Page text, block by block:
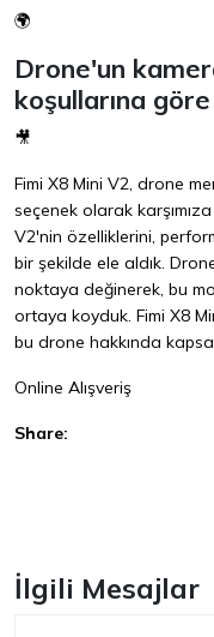
🌍
Drone'un
koşullarına
🎥
Fimi X8 Mini V2, drone
seçenek olarak
V2'nin özelliklerini,
bir şekilde ele aldık.
noktaya değinerek, bu
ortaya koyduk. Fimi X8
bu drone hakkında
Online Alışveriş
Share:
İlgili Mesajlar